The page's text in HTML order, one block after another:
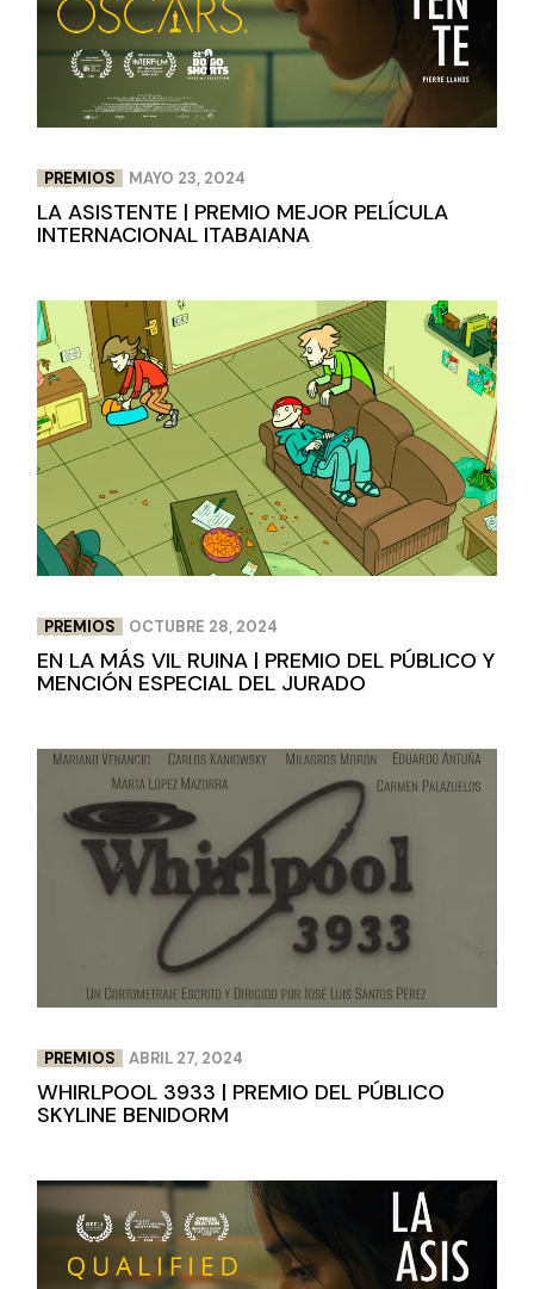
PREMIOS MAYO 23, 2024
LA ASISTENTE | PREMIO MEJOR PELÍCULA
INTERNACIONAL ITABAIANA
PREMIOS OCTUBRE 28, 2024
EN LA MÁS VIL RUINA | PREMIO DEL PÚBLICO Y
MENCIÓN ESPECIAL DEL JURADO
PREMIOS ABRIL 27, 2024
WHIRLPOOL 3933 | PREMIO DEL PÚBLICO
SKYLINE BENIDORM